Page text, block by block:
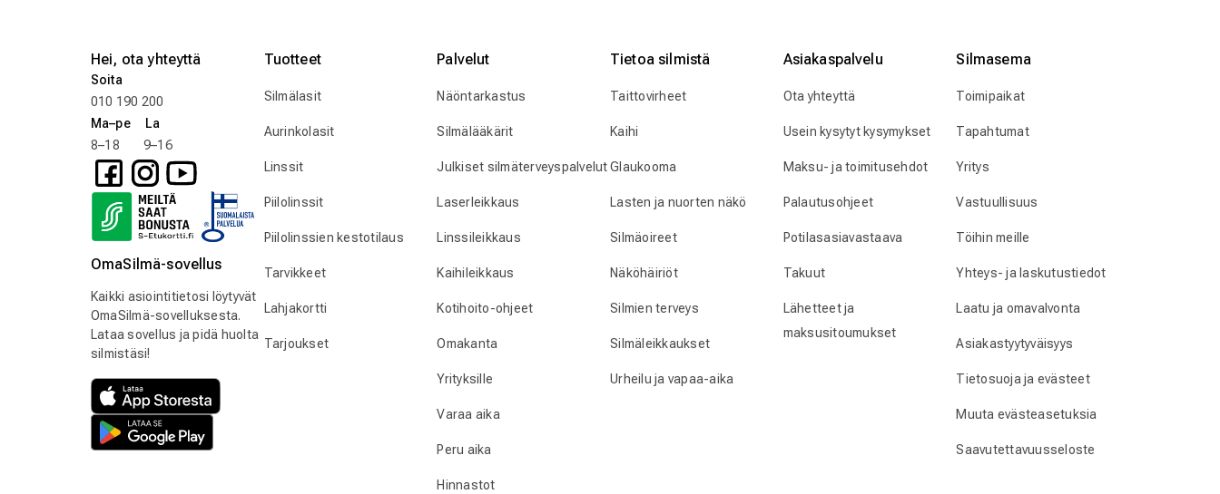
Hei, ota yhteyttä
Soita
010 190 200
Ma–pe La
8–18 9–16
OmaSilmä-sovellus
Kaikki asiointitietosi löytyvät
OmaSilmä-sovelluksesta.
Lataa sovellus ja pidä huolta
silmistäsi!
Tuotteet
Silmälasit
Aurinkolasit
Linssit
Piilolinssit
Piilolinssien kestotilaus
Tarvikkeet
Lahjakortti
Tarjoukset
Palvelut
Näöntarkastus
Silmälääkärit
Julkiset silmäterveyspalvelut
Laserleikkaus
Linssileikkaus
Kaihileikkaus
Kotihoito-ohjeet
Omakanta
Yrityksille
Varaa aika
Peru aika
Hinnastot
Tietoa silmistä
Taittovirheet
Kaihi
Glaukooma
Lasten ja nuorten näkö
Silmäoireet
Näköhäiriöt
Silmien terveys
Silmäleikkaukset
Urheilu ja vapaa-aika
Asiakaspalvelu
Ota yhteyttä
Usein kysytyt kysymykset
Maksu- ja toimitusehdot
Palautusohjeet
Potilasasiavastaava
Takuut
Lähetteet ja
maksusitoumukset
Silmӓasema
Toimipaikat
Tapahtumat
Yritys
Vastuullisuus
Töihin meille
Yhteys- ja laskutustiedot
Laatu ja omavalvonta
Asiakastyytyväisyys
Tietosuoja ja evästeet
Muuta evästeasetuksia
Saavutettavuusseloste